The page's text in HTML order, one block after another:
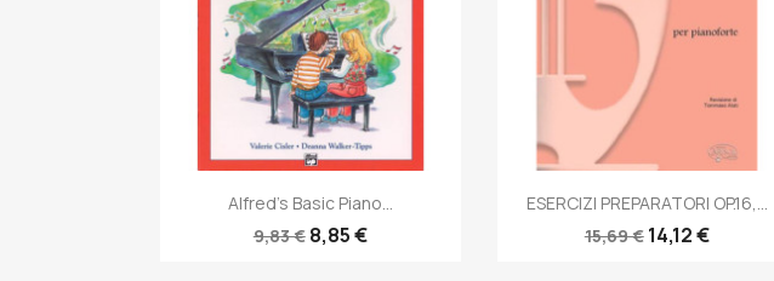
Anteprima
Alfred's Basic Piano...
9,83 € 8,85 €
Anteprima
ESERCIZI PREPARATORI OP.16,...
15,69 € 14,12 €